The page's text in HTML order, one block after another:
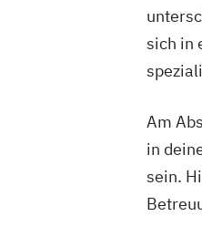
sich in
Am
in
sein.